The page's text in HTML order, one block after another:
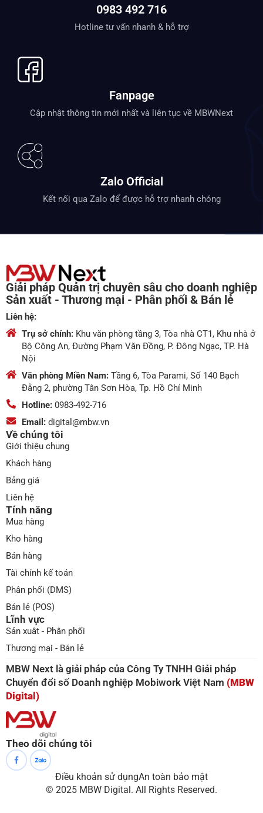
0983 492 716
Hotline tư vấn nhanh & hỗ trợ
Fanpage
Cập nhật thông tin mới nhất và liên tục về MBWNext
Zalo Official
Kết nối qua Zalo để được hỗ trợ nhanh chóng
Giải pháp Quản trị chuyên sâu cho doanh nghiệp
Sản xuất - Thương mại - Phân phối & Bán lẻ
Liên hệ:
Trụ sở chính: Khu văn phòng tầng 3, Tòa nhà CT1, Khu nhà ở
Bộ Công An, Đường Phạm Văn Đồng, P. Đông Ngạc, TP. Hà
Nội
Văn phòng Miền Nam: Tầng 6, Tòa Parami, Số 140 Bạch
Đằng 2, phường Tân Sơn Hòa, Tp. Hồ Chí Minh
Hotline: 0983-492-716
Email: digital@mbw.vn
Về chúng tôi
Giới thiệu chung
Khách hàng
Bảng giá
Liên hệ
Tính năng
Mua hàng
Kho hàng
Bán hàng
Tài chính kế toán
Phân phối (DMS)
Bán lẻ (POS)
Lĩnh vực
Sản xuât - Phân phối
Thương mại - Bán lẻ
MBW Next là giải pháp của Công Ty TNHH Giải pháp
Chuyển đổi số Doanh nghiệp Mobiwork Việt Nam (MBW
Digital)
Theo dõi chúng tôi
© 2025 MBW Digital. All Rights Reserved.
Điều khoản sử dụngAn toàn bảo mật